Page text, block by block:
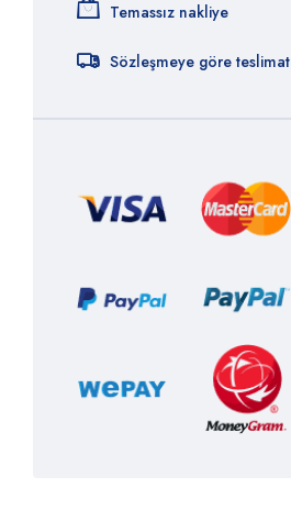
Temassız nakliye
Sözleşmeye göre teslimat